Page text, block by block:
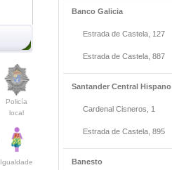
Policía
local
Igualdade
Banco Galicia
Estrada de Castela, 127
Estrada de Castela, 887
Santander Central Hispano
Cardenal Cisneros, 1
Estrada de Castela, 895
Banesto